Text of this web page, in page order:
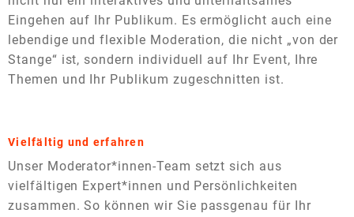
Eingehen auf Ihr Publikum. Es ermöglicht auch eine
lebendige und flexible Moderation, die nicht „von der
Stange“ ist, sondern individuell auf Ihr Event, Ihre
Themen und Ihr Publikum zugeschnitten ist.
Vielfältig und erfahren
Unser Moderator*innen-Team setzt sich aus
vielfältigen Expert*innen und Persönlichkeiten
zusammen. So können wir Sie passgenau für Ihr